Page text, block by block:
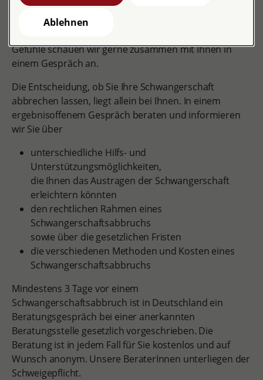
Falls sie einen Schwangerschaftsabbruch in Erwägung
ziehen, helfen wir Ihnen gerne bei Ihren Fragen weiter.
Gefühle schauen wir gerne zusammen mit Ihnen in
einem Gespräch an.
Die Entscheidung, ob Sie Ihre Schwangerschaft
abbrechen lassen, liegt allein bei Ihnen. In einem
ergebnisoffenem Gespräch beraten und informieren
wir Sie über
unterschiedliche Hilfs- und
Unterstützungsmöglichkeiten,
die Ihnen das Austragen der Schwangerschaft
erleichtern könnten
den rechtlichen Rahmen eines
Schwangerschaftsabbruchs
sowie über die gesetzlichen Fristen
die verschiedenen Methoden und Kosten eines
Schwangerschaftsabbruchs
Mindestens 3 Tage vor einem
Schwangerschaftsabbruch ist in Deutschland ein
Beratungsgespräch bei einer anerkannten
Beratungsstelle gesetzlich vorgeschrieben. Die
Beratung ist in jedem Fall für Sie kostenlos und auf
Wunsch anonym. Unsere BeraterInnen unterliegen der
Schweigepflicht.
Ablehnen